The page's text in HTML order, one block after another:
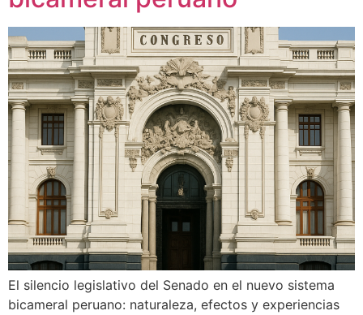
El silencio legislativo del Senado en el nuevo sistema
bicameral peruano: naturaleza, efectos y experiencias